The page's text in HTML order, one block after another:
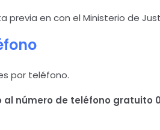
previa en con el Ministerio de
por teléfono.
al número de teléfono